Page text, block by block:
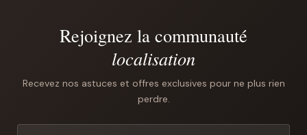
Rejoignez la communauté
localisation
Recevez nos astuces et offres exclusives pour ne plus rien
perdre.